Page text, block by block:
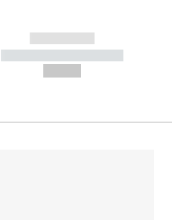
------------
----------- -----------